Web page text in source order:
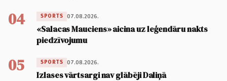
04 SPORTS 07.08.2026.
«Salacas Mauciens» aicina uz leģendāru nakts
piedzīvojumu
05 SPORTS 07.08.2026.
Izlases vārtsargi nav glābēji Daliņā